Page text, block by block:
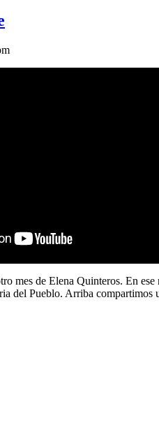
mes de Elena Quinteros. En
del Pueblo. Arriba compartimos